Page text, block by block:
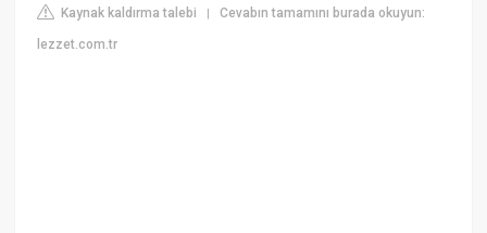
Kaynak kaldırma talebi |Cevabın tamamını burada okuyun:
lezzet.com.tr